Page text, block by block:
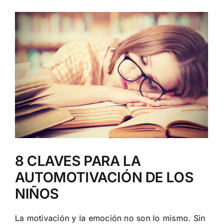
Ver
imagen
más
grande
8 CLAVES PARA LA
AUTOMOTIVACIÓN DE LOS
NIÑOS
La motivación y la emoción no son lo mismo. Sin